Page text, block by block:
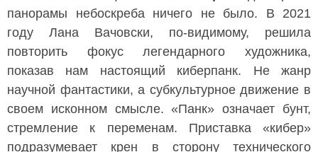
панорамы небоскреба ничего не было. В 2021
году Лана Вачовски, по-видимому, решила
повторить фокус легендарного художника,
показав нам настоящий киберпанк. Не жанр
научной фантастики, а субкультурное движение в
своем исконном смысле. «Панк» означает бунт,
стремление к переменам. Приставка «кибер»
подразумевает крен в сторону технического